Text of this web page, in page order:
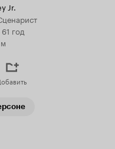
Jr.
61 год